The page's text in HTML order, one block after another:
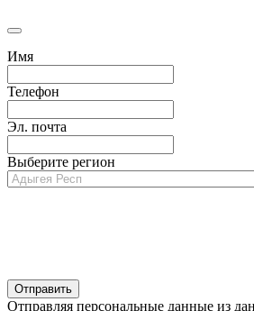
Имя
Телефон
Эл. почта
Выберите регион
Отправляя персональные данные из